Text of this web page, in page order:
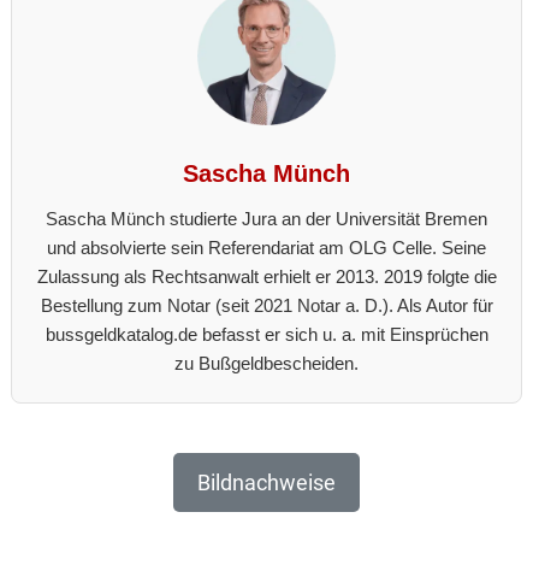
Sascha Münch
Sascha Münch studierte Jura an der Universität Bremen
und absolvierte sein Referendariat am OLG Celle. Seine
Zulassung als Rechtsanwalt erhielt er 2013. 2019 folgte die
Bestellung zum Notar (seit 2021 Notar a. D.). Als Autor für
bussgeldkatalog.de befasst er sich u. a. mit Einsprüchen
zu Bußgeldbescheiden.
Bildnachweise